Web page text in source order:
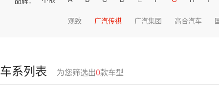
观致 广汽传祺 广汽集团 高合汽车
车系列表 为您筛选出0款车型